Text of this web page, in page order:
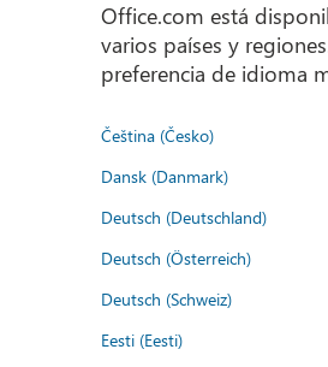
Office.com está
varios países y
preferencia de idioma
Čeština (Česko)
Dansk (Danmark)
Deutsch (Deutschland)
Deutsch (Österreich)
Deutsch (Schweiz)
Eesti (Eesti)